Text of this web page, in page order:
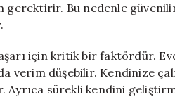
gerektirir. Bu nedenle
için kritik bir faktördür.
verim düşebilir. Kendinize
Ayrıca sürekli kendini